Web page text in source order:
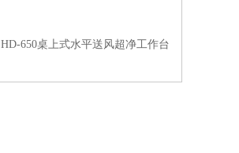
HD-650桌上式水平送风超净工作台